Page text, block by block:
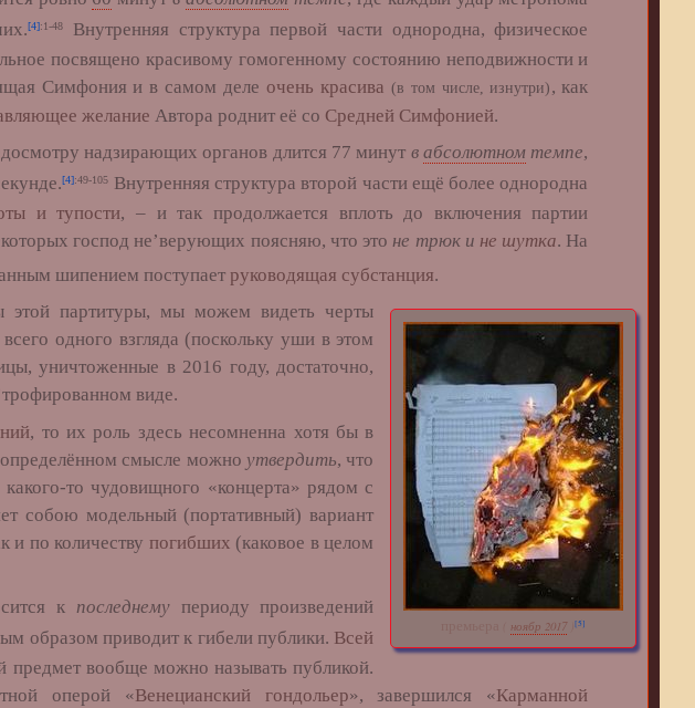
[4]:1-48
Внутренняя структура первой части однородна, физическое
посвящено красивому гомогенному состоянию неподвижности и
Симфония и в самом деле очень красива (в том числе, изнутри), как
желание Автора роднит её со Средней Симфонией.
надзирающих органов длится 77 минут вабсолютном темпе,
[4]:49-105 Внутренняя структура второй части ещё более однородна
и тупости, – и так продолжается вплоть до включения партии
господ не’верующих поясняю, что этоне трюк и не шутка. На
шипением поступает руководящая субстанция.
ноябр 2017)[5]
партитуры, мы можем видеть черты
одного взгляда (поскольку уши в этом
уничтоженные в 2016 году, достаточно,
виде.
, то их роль здесь несомненна хотя бы в
определённом смысле можно утвердить, что
то чудовищного «концерта» рядом с
собою модельный (портативный) вариант
и по количеству погибших (каковое в целом
к последнемупериоду произведений
образом приводит к гибели публики. Всей
предмет вообще можно называть публикой.
оперой «Венецианский гондольер», завершился «Карманной